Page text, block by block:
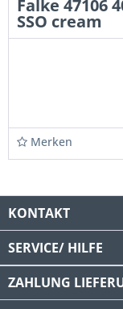
Falke 47106
SSO cream
Merken
KONTAKT
SERVICE/ HILFE
ZAHLUNG